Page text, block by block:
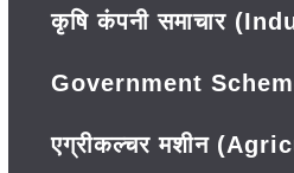
कृषि कंपनी समाचार
Government
एग्रीकल्चर मशीन